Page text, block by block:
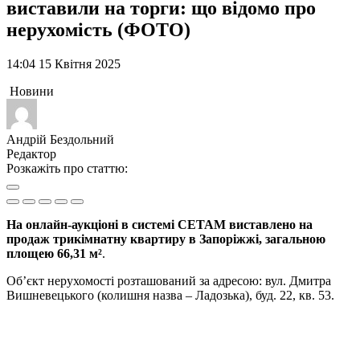
виставили на торги: що відомо про
нерухомість (ФОТО)
14:04 15 Квітня 2025
Новини
Андрій Бездольний
Редактор
Розкажіть про статтю:
На онлайн-аукціоні в системі СЕТАМ виставлено на
продаж трикімнатну квартиру в Запоріжжі, загальною
площею 66,31 м².
Об’єкт нерухомості розташований за адресою: вул. Дмитра
Вишневецького (колишня назва – Ладозька), буд. 22, кв. 53.